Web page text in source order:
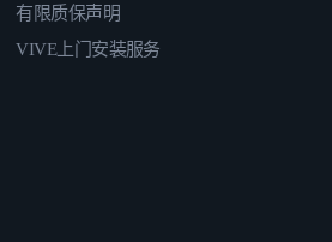
有限质保声明
VIVE上门安装服务